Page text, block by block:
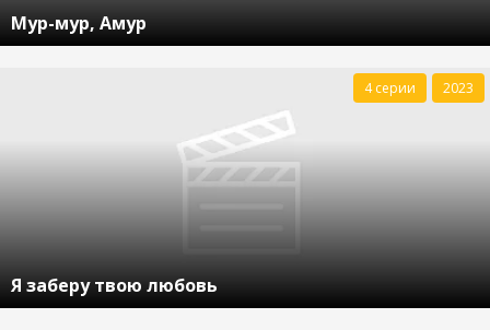
Мур-мур, Амур
Я заберу твою любовь
4 серии 2023